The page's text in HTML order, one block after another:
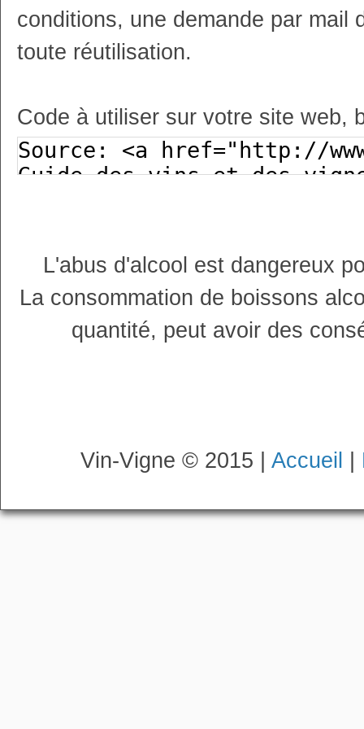
conditions, une demande par mail
toute réutilisation.
Code à utiliser sur votre site web,
L'abus d'alcool est dangereux
La consommation de boissons
quantité, peut avoir des
Vin-Vigne © 2015 | Accueil